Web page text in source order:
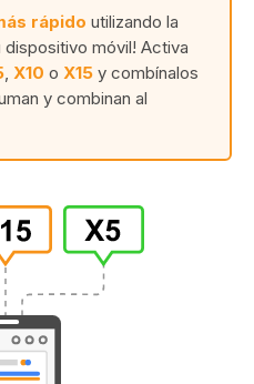
rápido utilizando la
móvil! Activa
X10 o X15 y combínalos
y combinan al